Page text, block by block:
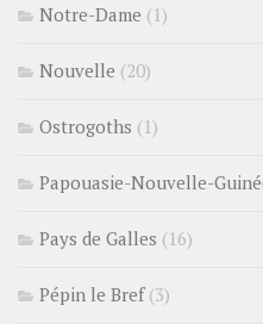
Notre-Dame (1)
Nouvelle (20)
Ostrogoths (1)
Papouasie-Nouvelle-
Pays de Galles (16)
Pépin le Bref(3)